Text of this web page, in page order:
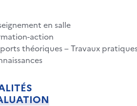
en salle
action
théoriques – Travaux